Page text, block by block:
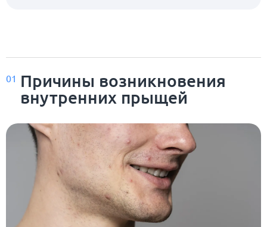
01 Причины возникновения
внутренних прыщей